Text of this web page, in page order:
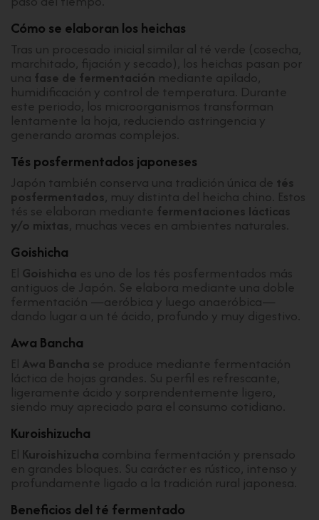
Cómo se elaboran los heichas
Tras un procesado inicial similar al té verde (cosecha,
marchitado, fijación y secado), los heichas pasan por
una fase de fermentación mediante apilado,
humidificación y control de temperatura. Durante
este periodo, los microorganismos transforman
lentamente la hoja, reduciendo astringencia y
generando aromas complejos.
Tés posfermentados japoneses
Japón también conserva una tradición única de tés
posfermentados, muy distinta del heicha chino. Estos
tés se elaboran mediante fermentaciones lácticas
y/o mixtas, muchas veces en ambientes naturales.
Goishicha
El Goishicha es uno de los tés posfermentados más
antiguos de Japón. Se elabora mediante una doble
fermentación —aeróbica y luego anaeróbica—
dando lugar a un té ácido, profundo y muy digestivo.
Awa Bancha
El Awa Bancha se produce mediante fermentación
láctica de hojas grandes. Su perfil es refrescante,
ligeramente ácido y sorprendentemente ligero,
siendo muy apreciado para el consumo cotidiano.
Kuroishizucha
El Kuroishizucha combina fermentación y prensado
en grandes bloques. Su carácter es rústico, intenso y
profundamente ligado a la tradición rural japonesa.
Beneficios del té fermentado